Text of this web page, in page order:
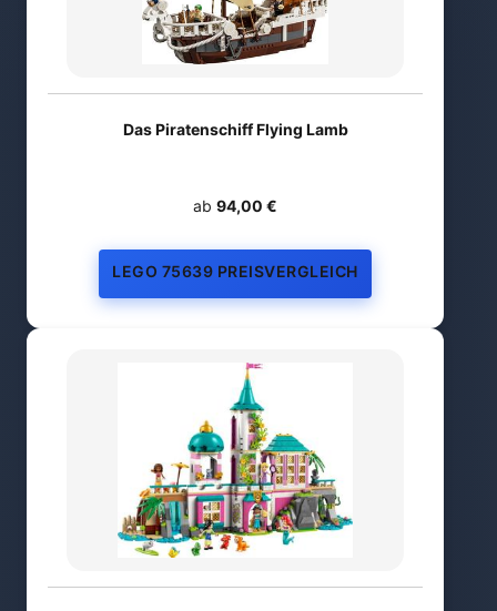
Das Piratenschiff Flying Lamb
ab 94,00 €
LEGO 75639 PREISVERGLEICH